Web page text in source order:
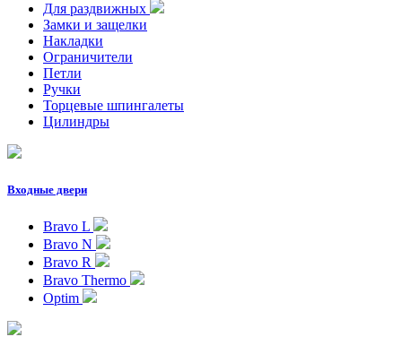
Для раздвижных
Замки и защелки
Накладки
Ограничители
Петли
Ручки
Торцевые шпингалеты
Цилиндры
Входные двери
Bravo L
Bravo N
Bravo R
Bravo Thermo
Optim